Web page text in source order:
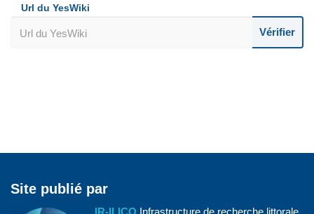
Url du YesWiki
Vérifier
Site publié par
IR-ILICO Infrastructure de recherche littorale